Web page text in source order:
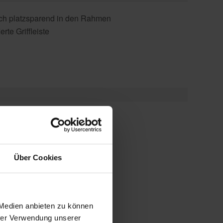
Über Cookies
anbieten zu können
Verwendung unserer
platzsparend in den Rahmen
Griffleiste
Plissees